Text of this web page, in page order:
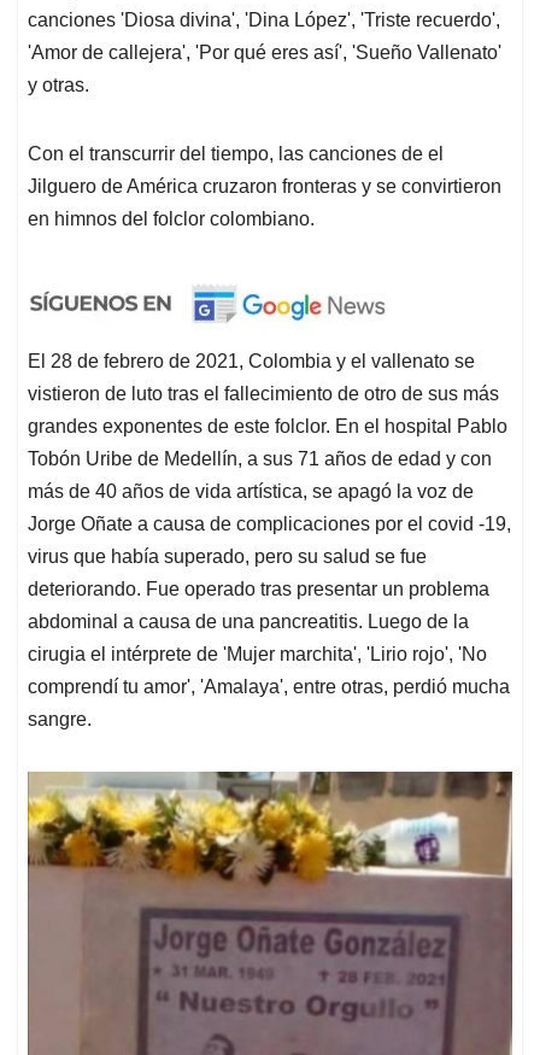
canciones 'Diosa divina', 'Dina López', 'Triste recuerdo',
'Amor de callejera', 'Por qué eres así', 'Sueño Vallenato'
y otras.
Con el transcurrir del tiempo, las canciones de el
Jilguero de América cruzaron fronteras y se convirtieron
en himnos del folclor colombiano.
El 28 de febrero de 2021, Colombia y el vallenato se
vistieron de luto tras el fallecimiento de otro de sus más
grandes exponentes de este folclor. En el hospital Pablo
Tobón Uribe de Medellín, a sus 71 años de edad y con
más de 40 años de vida artística, se apagó la voz de
Jorge Oñate a causa de complicaciones por el covid -19,
virus que había superado, pero su salud se fue
deteriorando. Fue operado tras presentar un problema
abdominal a causa de una pancreatitis. Luego de la
cirugia el intérprete de 'Mujer marchita', 'Lirio rojo', 'No
comprendí tu amor', 'Amalaya', entre otras, perdió mucha
sangre.